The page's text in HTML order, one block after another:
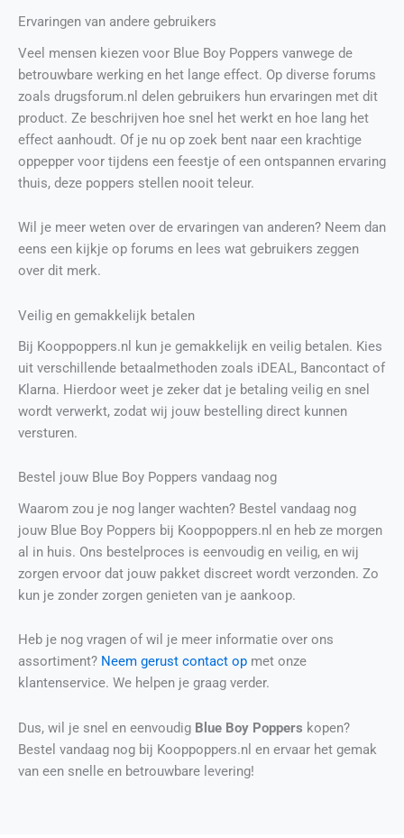
Ervaringen van andere gebruikers
Veel mensen kiezen voor Blue Boy Poppers vanwege de
betrouwbare werking en het lange effect. Op diverse forums
zoals drugsforum.nl delen gebruikers hun ervaringen met dit
product. Ze beschrijven hoe snel het werkt en hoe lang het
effect aanhoudt. Of je nu op zoek bent naar een krachtige
oppepper voor tijdens een feestje of een ontspannen ervaring
thuis, deze poppers stellen nooit teleur.
Wil je meer weten over de ervaringen van anderen? Neem dan
eens een kijkje op forums en lees wat gebruikers zeggen
over dit merk.
Veilig en gemakkelijk betalen
Bij Kooppoppers.nl kun je gemakkelijk en veilig betalen. Kies
uit verschillende betaalmethoden zoals iDEAL, Bancontact of
Klarna. Hierdoor weet je zeker dat je betaling veilig en snel
wordt verwerkt, zodat wij jouw bestelling direct kunnen
versturen.
Bestel jouw Blue Boy Poppers vandaag nog
Waarom zou je nog langer wachten? Bestel vandaag nog
jouw Blue Boy Poppers bij Kooppoppers.nl en heb ze morgen
al in huis. Ons bestelproces is eenvoudig en veilig, en wij
zorgen ervoor dat jouw pakket discreet wordt verzonden. Zo
kun je zonder zorgen genieten van je aankoop.
Heb je nog vragen of wil je meer informatie over ons
assortiment? Neem gerust contact op met onze
klantenservice. We helpen je graag verder.
Dus, wil je snel en eenvoudig Blue Boy Poppers kopen?
Bestel vandaag nog bij Kooppoppers.nl en ervaar het gemak
van een snelle en betrouwbare levering!